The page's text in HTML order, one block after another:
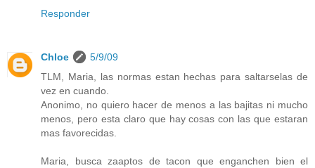
Responder
Chloe
5/9/09
TLM, Maria, las normas estan hechas para saltarselas de
vez en cuando.
Anonimo, no quiero hacer de menos a las bajitas ni mucho
menos, pero esta claro que hay cosas con las que estaran
mas favorecidas.
Maria, busca zaaptos de tacon que enganchen bien el